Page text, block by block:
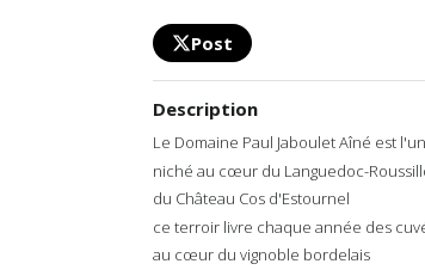
Post
Description
Le Domaine Paul Jaboulet Aîné est
niché au cœur du Languedoc-
du Château Cos d'Estournel
ce terroir livre chaque année des
au cœur du vignoble bordelais